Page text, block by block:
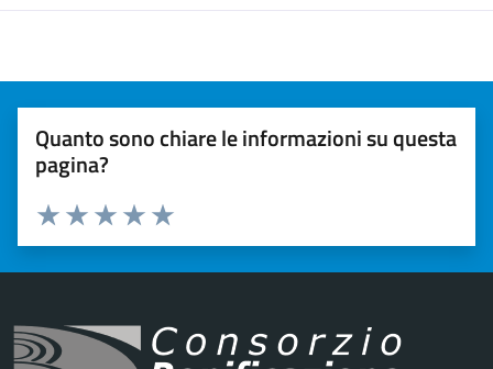
Quanto sono chiare le informazioni su questa
pagina?
Valuta 5 stelle su 5
Valuta 4 stelle su 5
Valuta 3 stelle su 5
Valuta 2 stelle su 5
Valuta 1 stelle su 5